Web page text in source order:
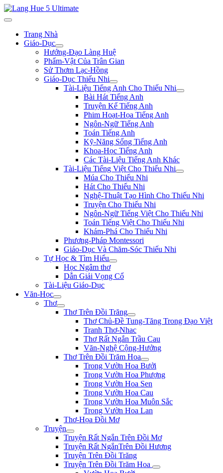
Trang Nhà
Giáo-Dục
Hướng-Đạo Làng Huệ
Phẩm-Vật Của Trân Gian
Sử Thơm Lạc-Hồng
Giáo-Dục Thiếu Nhi
Tài-Liệu Tiếng Anh Cho Thiếu Nhi
Bài Hát Tiếng Anh
Truyện Kể Tiếng Anh
Phim Hoạt-Họa Tiếng Anh
Ngôn-Ngữ Tiếng Anh
Toán Tiếng Anh
Kỹ-Năng Sống Tiếng Anh
Khoa-Học Tiếng Anh
Các Tài-Liệu Tiếng Anh Khác
Tài-Liệu Tiếng Việt Cho Thiếu Nhi
Múa Cho Thiếu Nhi
Hát Cho Thiếu Nhi
Nghệ-Thuật Tạo Hình Cho Thiếu Nhi
Truyện Cho Thiếu Nhi
Ngôn-Ngữ Tiếng Việt Cho Thiếu Nhi
Toán Tiếng Việt Cho Thiếu Nhi
Khám-Phá Cho Thiếu Nhi
Phương-Pháp Montessori
Giáo-Dục Và Chăm-Sóc Thiếu Nhi
Tự Học & Tìm Hiểu
Học Ngâm thơ
Dẫn Giải Vọng Cổ
Tài-Liệu Giáo-Dục
Văn-Học
Thơ
Thơ Trên Đồi Trăng
Thơ Chủ-Đề Tung-Tăng Trong Đạo Việt
Tranh Thơ-Nhac
Thơ Rất Ngắn Trầu Cau
Văn-Nghệ Cộng-Hưởng
Thơ Trên Đồi Trăm Hoa
Trong Vườn Hoa Bưởi
Trong Vườn Hoa Phượng
Trong Vườn Hoa Sen
Trong Vườn Hoa Cau
Trong Vườn Hoa Muôn Sắc
Trong Vườn Hoa Lan
Thơ-Họa Đồi Mơ
Truyện
Truyện Rất Ngắn Trên Đồi Mơ
Truyện Rất NgắnTrên Đồi Hương
Truyện Trên Đồi Trăng
Truyện Trên Đồi Trăm Hoa